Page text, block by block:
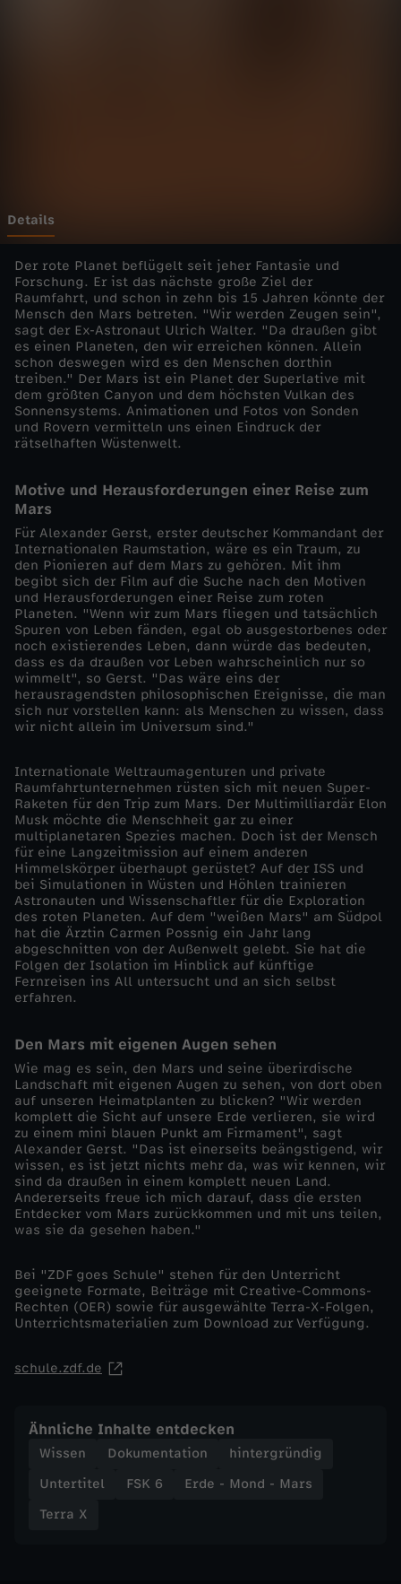
r
s
-
D
e
r
M
a
r
s
–
R
ä
t
s
e
l
h
a
f
t
e
W
ü
t
w
e
l
Details
Der rote Planet beflügelt seit jeher Fantasie und
Forschung. Er ist das nächste große Ziel der
Raumfahrt, und schon in zehn bis 15 Jahren könnte der
Mensch den Mars betreten. "Wir werden Zeugen sein",
sagt der Ex-Astronaut Ulrich Walter. "Da draußen gibt
es einen Planeten, den wir erreichen können. Allein
schon deswegen wird es den Menschen dorthin
treiben." Der Mars ist ein Planet der Superlative mit
dem größten Canyon und dem höchsten Vulkan des
Sonnensystems. Animationen und Fotos von Sonden
und Rovern vermitteln uns einen Eindruck der
rätselhaften Wüstenwelt.
Motive und Herausforderungen einer Reise zum
Mars
Für Alexander Gerst, erster deutscher Kommandant der
Internationalen Raumstation, wäre es ein Traum, zu
den Pionieren auf dem Mars zu gehören. Mit ihm
begibt sich der Film auf die Suche nach den Motiven
und Herausforderungen einer Reise zum roten
Planeten. "Wenn wir zum Mars fliegen und tatsächlich
Spuren von Leben fänden, egal ob ausgestorbenes oder
noch existierendes Leben, dann würde das bedeuten,
dass es da draußen vor Leben wahrscheinlich nur so
wimmelt", so Gerst. "Das wäre eins der
herausragendsten philosophischen Ereignisse, die man
sich nur vorstellen kann: als Menschen zu wissen, dass
wir nicht allein im Universum sind."
Internationale Weltraumagenturen und private
Raumfahrtunternehmen rüsten sich mit neuen Super-
Raketen für den Trip zum Mars. Der Multimilliardär Elon
Musk möchte die Menschheit gar zu einer
multiplanetaren Spezies machen. Doch ist der Mensch
für eine Langzeitmission auf einem anderen
Himmelskörper überhaupt gerüstet? Auf der ISS und
bei Simulationen in Wüsten und Höhlen trainieren
Astronauten und Wissenschaftler für die Exploration
des roten Planeten. Auf dem "weißen Mars" am Südpol
hat die Ärztin Carmen Possnig ein Jahr lang
abgeschnitten von der Außenwelt gelebt. Sie hat die
Folgen der Isolation im Hinblick auf künftige
Fernreisen ins All untersucht und an sich selbst
erfahren.
Den Mars mit eigenen Augen sehen
Wie mag es sein, den Mars und seine überirdische
Landschaft mit eigenen Augen zu sehen, von dort oben
auf unseren Heimatplanten zu blicken? "Wir werden
komplett die Sicht auf unsere Erde verlieren, sie wird
zu einem mini blauen Punkt am Firmament", sagt
Alexander Gerst. "Das ist einerseits beängstigend, wir
wissen, es ist jetzt nichts mehr da, was wir kennen, wir
sind da draußen in einem komplett neuen Land.
Andererseits freue ich mich darauf, dass die ersten
Entdecker vom Mars zurückkommen und mit uns teilen,
was sie da gesehen haben."
Bei "ZDF goes Schule" stehen für den Unterricht
geeignete Formate, Beiträge mit Creative-Commons-
Rechten (OER) sowie für ausgewählte Terra-X-Folgen,
Unterrichtsmaterialien zum Download zur Verfügung.
schule.zdf.de
Ähnliche Inhalte entdecken
Wissen Dokumentation
hintergründig
Untertitel
FSK 6
Erde - Mond - Mars
Terra X